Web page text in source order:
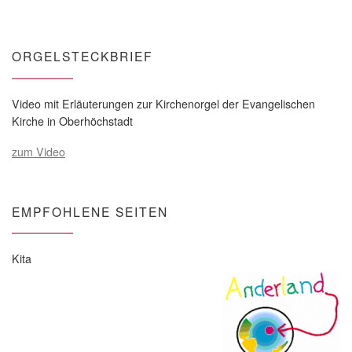
ORGELSTECKBRIEF
Video mit Erläuterungen zur Kirchenorgel der Evangelischen
Kirche in Oberhöchstadt
zum Video
EMPFOHLENE SEITEN
Kita